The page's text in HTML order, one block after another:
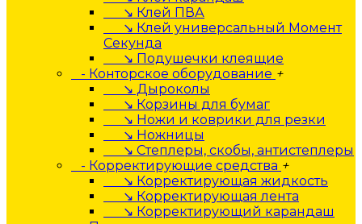
↘ Клей ПВА
↘ Клей универсальный Момент
Секунда
↘ Подушечки клеящие
- Конторское оборудование +
↘ Дыроколы
↘ Корзины для бумаг
↘ Ножи и коврики для резки
↘ Ножницы
↘ Степлеры, скобы, антистеплеры
- Корректирующие средства +
↘ Корректирующая жидкость
↘ Корректирующая лента
↘ Корректирующий карандаш